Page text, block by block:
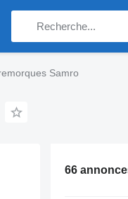
Samro
66